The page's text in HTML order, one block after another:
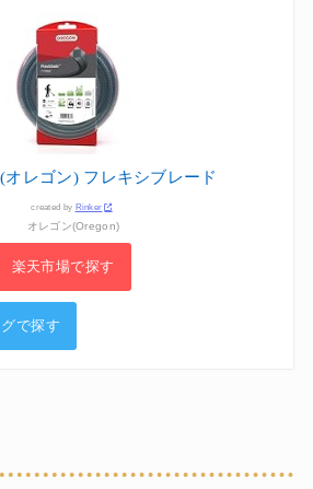
オレゴン) フレキシブレード
created by Rinker
オレゴン(Oregon)
楽天市場で探す
で探す